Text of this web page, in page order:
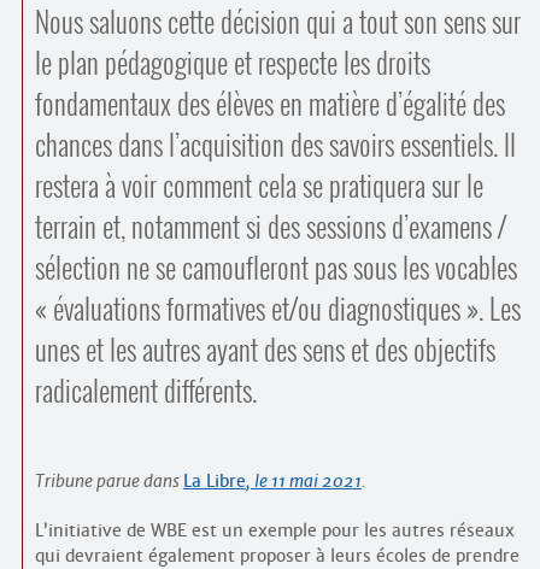
Nous saluons cette décision qui a tout son sens sur
le plan pédagogique et respecte les droits
fondamentaux des élèves en matière d’égalité des
chances dans l’acquisition des savoirs essentiels. Il
restera à voir comment cela se pratiquera sur le
terrain et, notamment si des sessions d’examens /
sélection ne se camoufleront pas sous les vocables
« évaluations formatives et/ou diagnostiques ». Les
unes et les autres ayant des sens et des objectifs
radicalement différents.
Tribune parue dans La Libre, le 11 mai 2021.
L’initiative de WBE est un exemple pour les autres réseaux
qui devraient également proposer à leurs écoles de prendre